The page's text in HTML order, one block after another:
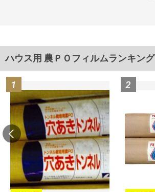
ハウス用 農ＰＯフィルムランキング